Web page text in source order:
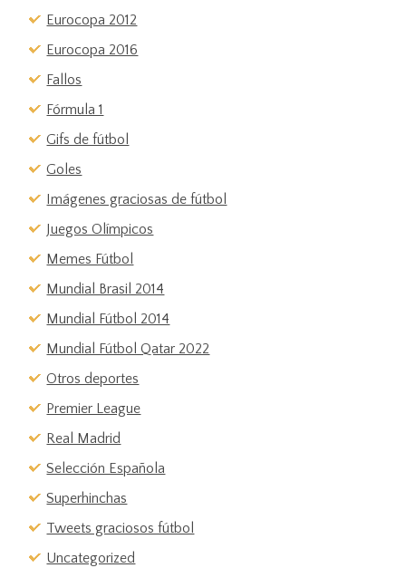
Eurocopa 2012
Eurocopa 2016
Fallos
Fórmula 1
Gifs de fútbol
Goles
Imágenes graciosas de fútbol
Juegos Olímpicos
Memes Fútbol
Mundial Brasil 2014
Mundial Fútbol 2014
Mundial Fútbol Qatar 2022
Otros deportes
Premier League
Real Madrid
Selección Española
Superhinchas
Tweets graciosos fútbol
Uncategorized